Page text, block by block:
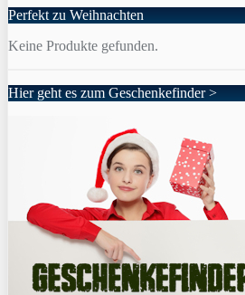
Perfekt zu Weihnachten
Keine Produkte gefunden.
Hier geht es zum Geschenkefinder >